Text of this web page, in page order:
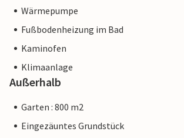
Wärmepumpe
Fußbodenheizung im Bad
Kaminofen
Klimaanlage
Außerhalb
Garten : 800 m2
Eingezäuntes Grundstück